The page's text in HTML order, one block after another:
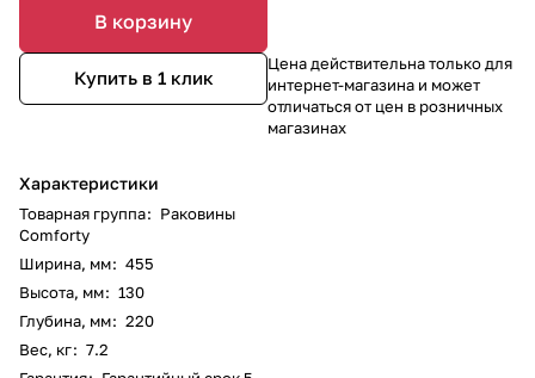
В корзину
Купить в 1 клик
Характеристики
Товарная группа: Раковины
Comforty
Ширина, мм: 455
Высота, мм: 130
Глубина, мм: 220
Вес, кг: 7.2
Цена действительна только для
интернет-магазина и может
отличаться от цен в розничных
магазинах